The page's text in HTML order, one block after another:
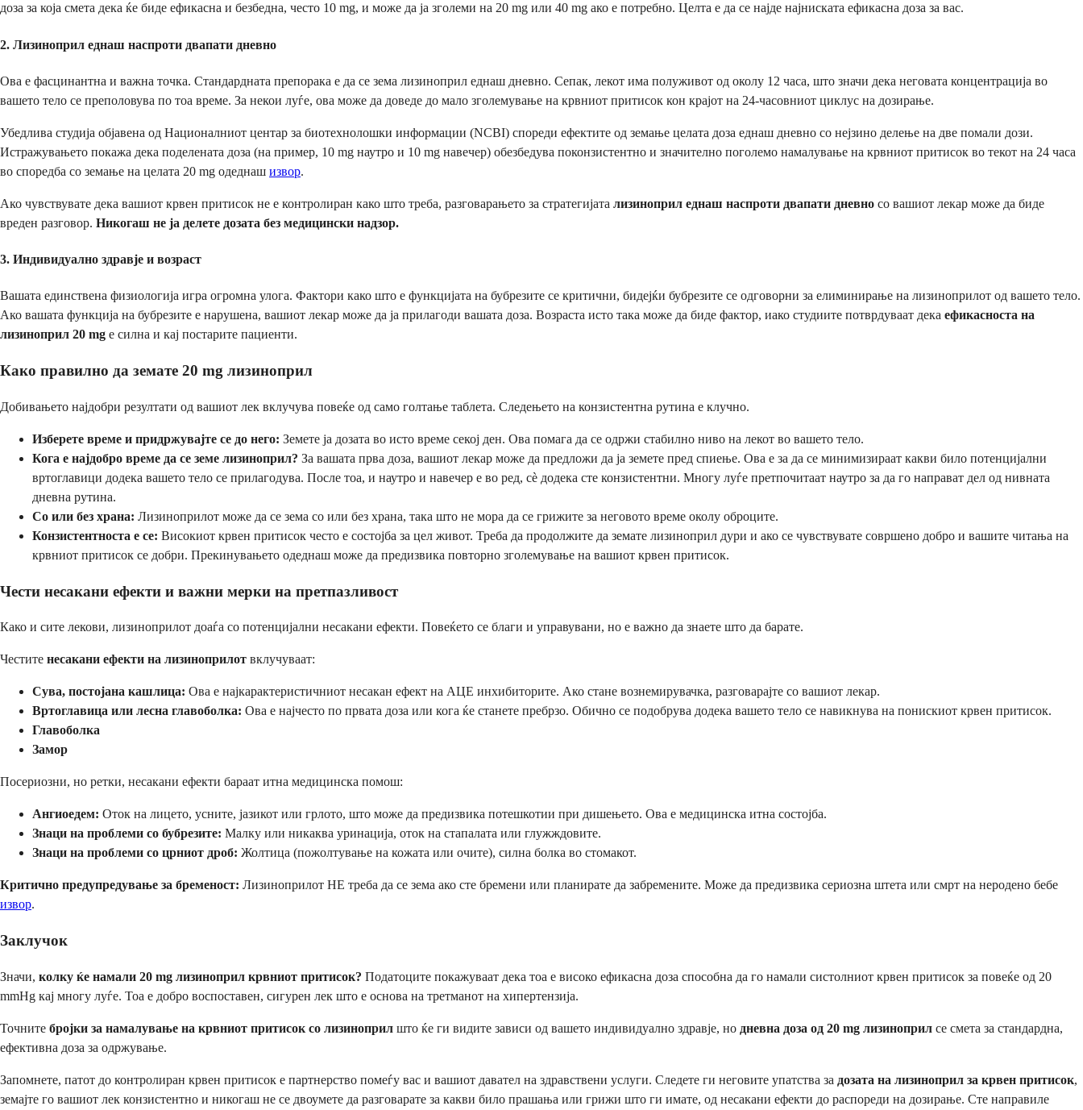
доза за која смета дека ќе биде ефикасна и безбедна, често 10 mg, и може да ја зголеми на 20 mg или 40 mg ако е потребно. Целта е да се најде најниската ефикасна доза за вас.
2. Лизиноприл еднаш наспроти двапати дневно
Ова е фасцинантна и важна точка. Стандардната препорака е да се зема лизиноприл еднаш дневно. Сепак, лекот има полуживот од околу 12 часа, што значи дека неговата концентрација во
вашето тело се преполовува по тоа време. За некои луѓе, ова може да доведе до мало зголемување на крвниот притисок кон крајот на 24-часовниот циклус на дозирање.
Убедлива студија објавена од Националниот центар за биотехнолошки информации (NCBI) спореди ефектите од земање целата доза еднаш дневно со нејзино делење на две помали дози.
Истражувањето покажа дека поделената доза (на пример, 10 mg наутро и 10 mg навечер) обезбедува поконзистентно и значително поголемо намалување на крвниот притисок во текот на 24 часа
во споредба со земање на целата 20 mg одеднаш извор.
Ако чувствувате дека вашиот крвен притисок не е контролиран како што треба, разговарањето за стратегијата лизиноприл еднаш наспроти двапати дневно со вашиот лекар може да биде
вреден разговор. Никогаш не ја делете дозата без медицински надзор.
3. Индивидуално здравје и возраст
Вашата единствена физиологија игра огромна улога. Фактори како што е функцијата на бубрезите се критични, бидејќи бубрезите се одговорни за елиминирање на лизиноприлот од вашето тело.
Ако вашата функција на бубрезите е нарушена, вашиот лекар може да ја прилагоди вашата доза. Возраста исто така може да биде фактор, иако студиите потврдуваат дека ефикасноста на
лизиноприл 20 mg е силна и кај постарите пациенти.
Како правилно да земате 20 mg лизиноприл
Добивањето најдобри резултати од вашиот лек вклучува повеќе од само голтање таблета. Следењето на конзистентна рутина е клучно.
Изберете време и придржувајте се до него: Земете ја дозата во исто време секој ден. Ова помага да се одржи стабилно ниво на лекот во вашето тело.
Кога е најдобро време да се земе лизиноприл? За вашата прва доза, вашиот лекар може да предложи да ја земете пред спиење. Ова е за да се минимизираат какви било потенцијални
вртоглавици додека вашето тело се прилагодува. После тоа, и наутро и навечер е во ред, сè додека сте конзистентни. Многу луѓе претпочитаат наутро за да го направат дел од нивната
дневна рутина.
Со или без храна: Лизиноприлот може да се зема со или без храна, така што не мора да се грижите за неговото време околу оброците.
Конзистентноста е се: Високиот крвен притисок често е состојба за цел живот. Треба да продолжите да земате лизиноприл дури и ако се чувствувате совршено добро и вашите читања на
крвниот притисок се добри. Прекинувањето одеднаш може да предизвика повторно зголемување на вашиот крвен притисок.
Чести несакани ефекти и важни мерки на претпазливост
Како и сите лекови, лизиноприлот доаѓа со потенцијални несакани ефекти. Повеќето се благи и управувани, но е важно да знаете што да барате.
Честите несакани ефекти на лизиноприлот вклучуваат:
Сува, постојана кашлица: Ова е најкарактеристичниот несакан ефект на АЦЕ инхибиторите. Ако стане вознемирувачка, разговарајте со вашиот лекар.
Вртоглавица или лесна главоболка: Ова е најчесто по првата доза или кога ќе станете пребрзо. Обично се подобрува додека вашето тело се навикнува на понискиот крвен притисок.
Главоболка
Замор
Посериозни, но ретки, несакани ефекти бараат итна медицинска помош:
Ангиоедем: Оток на лицето, усните, јазикот или грлото, што може да предизвика потешкотии при дишењето. Ова е медицинска итна состојба.
Знаци на проблеми со бубрезите: Малку или никаква уринација, оток на стапалата или глужждовите.
Знаци на проблеми со црниот дроб: Жолтица (пожолтување на кожата или очите), силна болка во стомакот.
Критично предупредување за бременост: Лизиноприлот НЕ треба да се зема ако сте бремени или планирате да забремените. Може да предизвика сериозна штета или смрт на неродено бебе
извор.
Заклучок
Значи, колку ќе намали 20 mg лизиноприл крвниот притисок? Податоците покажуваат дека тоа е високо ефикасна доза способна да го намали систолниот крвен притисок за повеќе од 20
mmHg кај многу луѓе. Тоа е добро воспоставен, сигурен лек што е основа на третманот на хипертензија.
Точните бројки за намалување на крвниот притисок со лизиноприл што ќе ги видите зависи од вашето индивидуално здравје, но дневна доза од 20 mg лизиноприл се смета за стандардна,
ефективна доза за одржување.
Запомнете, патот до контролиран крвен притисок е партнерство помеѓу вас и вашиот давател на здравствени услуги. Следете ги неговите упатства за дозата на лизиноприл за крвен притисок,
земајте го вашиот лек конзистентно и никогаш не се двоумете да разговарате за какви било прашања или грижи што ги имате, од несакани ефекти до распореди на дозирање. Сте направиле